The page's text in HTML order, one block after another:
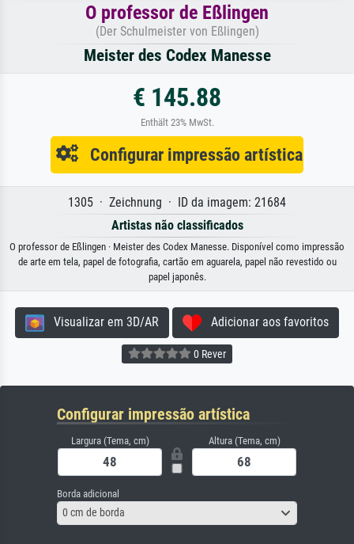
O professor de Eßlingen
(Der Schulmeister von Eßlingen)
Meister des Codex Manesse
€ 145.88
Enthält 23% MwSt.
Configurar impressão artística
1305 · Zeichnung · ID da imagem: 21684
Artistas não classificados
O professor de Eßlingen · Meister des Codex Manesse. Disponível como impressão
de arte em tela, papel de fotografia, cartão em aguarela, papel não revestido ou
papel japonês.
Visualizar em 3D/AR Adicionar aos favoritos
0 Rever
Configurar impressão artística
Largura (Tema, cm) Altura (Tema, cm)
Borda adicional
0 cm de borda